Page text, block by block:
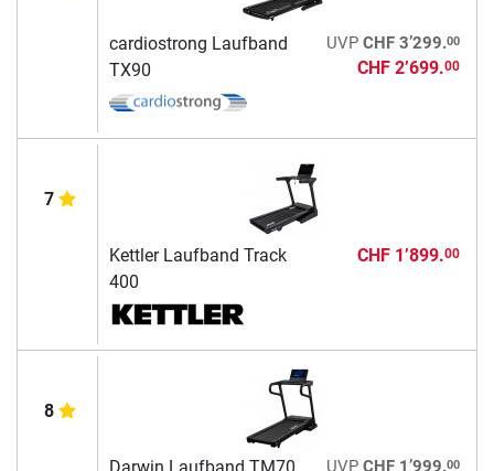
cardiostrong Laufband
TX90
UVP CHF 3’299.00
CHF 2’699.00
7
Kettler Laufband Track
400
CHF 1’899.00
8
UVP CHF 1’999.00